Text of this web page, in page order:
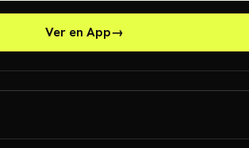
Ver en App→